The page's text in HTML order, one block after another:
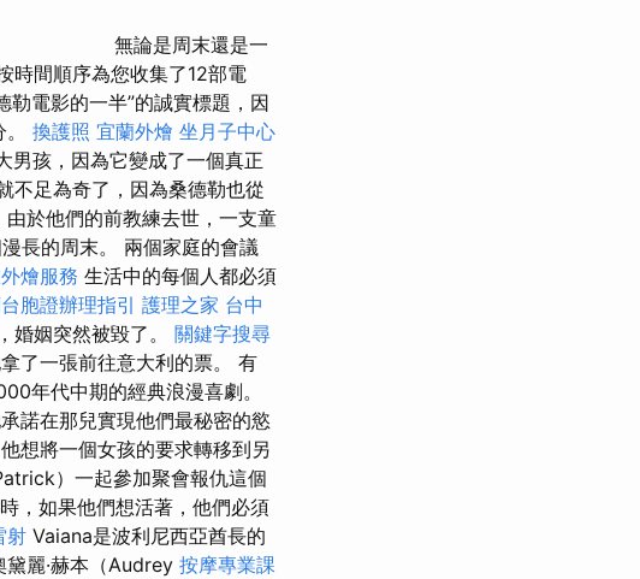
無論是周末還是一
時間順序為您收集了12部電
勒電影的一半”的誠實標題，因
換護照 宜蘭外燴 坐月子中心
男孩，因為它變成了一個真正
不足為奇了，因為桑德勒也從
由於他們的前教練去世，一支童
長的周末。 兩個家庭的會議
燴服務 生活中的每個人都必須
胞證辦理指引 護理之家 台中
婚姻突然被毀了。 關鍵字搜尋
了一張前往意大利的票。 有
年代中期的經典浪漫喜劇。
諾在那兒實現他們最秘密的慾
想將一個女孩的要求轉移到另
）一起參加聚會報仇這個
，如果他們想活著，他們必須
射 Vaiana是波利尼西亞酋長的
麗·赫本（Audrey 按摩專業課